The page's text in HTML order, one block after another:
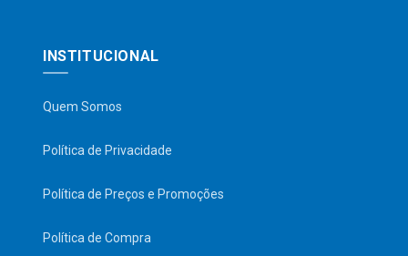
INSTITUCIONAL
Quem Somos
Política de Privacidade
Política de Preços e Promoções
Política de Compra